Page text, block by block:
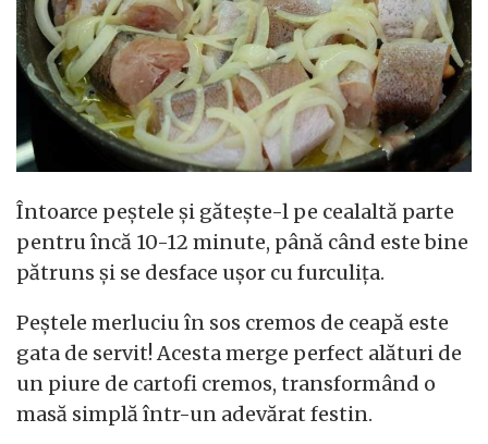
Întoarce peștele și gătește-l pe cealaltă parte
pentru încă 10-12 minute, până când este bine
pătruns și se desface ușor cu furculița.
Peștele merluciu în sos cremos de ceapă este
gata de servit! Acesta merge perfect alături de
un piure de cartofi cremos, transformând o
masă simplă într-un adevărat festin.